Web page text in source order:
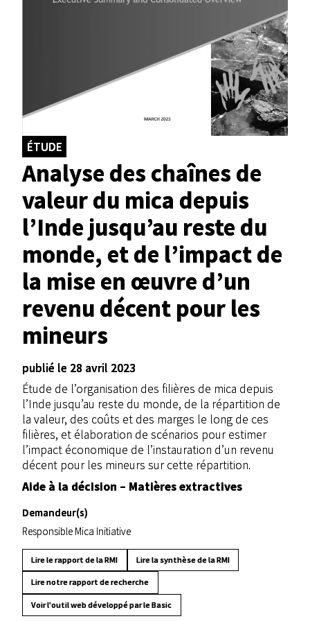
ÉTUDE
Analyse des chaînes de
valeur du mica depuis
l’Inde jusqu’au reste du
monde, et de l’impact de
la mise en œuvre d’un
revenu décent pour les
mineurs
publié le 28 avril 2023
Étude de l’organisation des filières de mica depuis
l’Inde jusqu’au reste du monde, de la répartition de
la valeur, des coûts et des marges le long de ces
filières, et élaboration de scénarios pour estimer
l’impact économique de l’instauration d’un revenu
décent pour les mineurs sur cette répartition.
Aide à la décision – Matières extractives
Demandeur(s)
Responsible Mica Initiative
Lire le rapport de la RMI Lire la synthèse de la RMI
Lire notre rapport de recherche
Voir l'outil web développé par le Basic